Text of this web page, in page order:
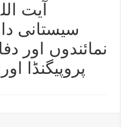
آیت
سیستانی
نمائندوں اور
پروپیگنڈا